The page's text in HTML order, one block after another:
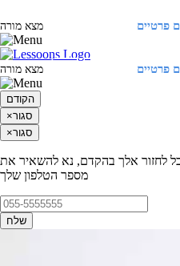
פרטיים מצא מורה
פרטיים מצא מורה
הקודם
×סגור
×סגור
לחזור אלך בהקדם, נא להשאיר את
מספר הטלפון שלך
שלח